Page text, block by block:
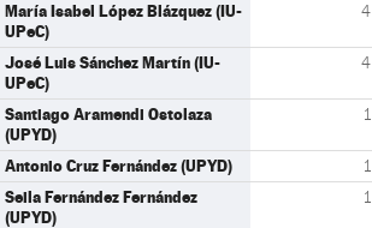
María Isabel López Blázquez (IU-
UPeC)
4
José Luis Sánchez Martín (IU-
UPeC)
4
Santiago Aramendi Ostolaza
(UPYD)
1
Antonio Cruz Fernández (UPYD) 1
Seila Fernández Fernández
(UPYD)
1